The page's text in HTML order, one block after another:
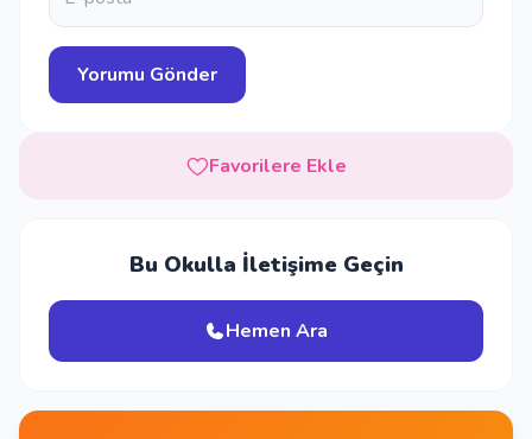
Favorilere Ekle
Bu Okulla İletişime Geçin
Hemen Ara